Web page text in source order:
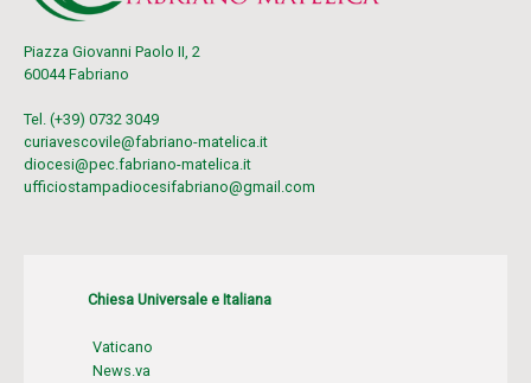
Piazza Giovanni Paolo II, 2
60044 Fabriano
Tel. (+39) 0732 3049
curiavescovile@fabriano-matelica.it
diocesi@pec.fabriano-matelica.it
ufficiostampadiocesifabriano@gmail.com
Chiesa Universale e Italiana
Vaticano
News.va